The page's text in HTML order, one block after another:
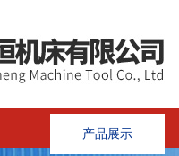
产品展示